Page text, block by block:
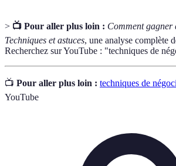
> 📺 Pour aller plus loin : Comment gagner
Techniques et astuces, une analyse complète
Recherchez sur YouTube : "techniques de
📺 Pour aller plus loin : techniques de
YouTube